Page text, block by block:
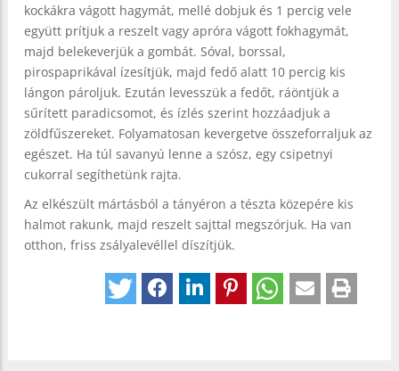
kockákra vágott hagymát, mellé dobjuk és 1 percig vele
együtt prítjuk a reszelt vagy apróra vágott fokhagymát,
majd belekeverjük a gombát. Sóval, borssal,
pirospaprikával ízesítjük, majd fedő alatt 10 percig kis
lángon pároljuk. Ezután levesszük a fedőt, ráöntjük a
sűrített paradicsomot, és ízlés szerint hozzáadjuk a
zöldfűszereket. Folyamatosan kevergetve összeforraljuk az
egészet. Ha túl savanyú lenne a szósz, egy csipetnyi
cukorral segíthetünk rajta.
Az elkészült mártásból a tányéron a tészta közepére kis
halmot rakunk, majd reszelt sajttal megszórjuk. Ha van
otthon, friss zsályalevéllel díszítjük.